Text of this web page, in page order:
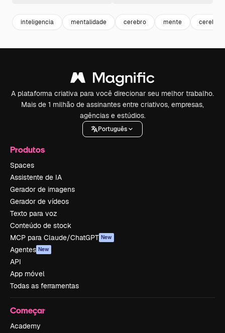
inteligencia mentalidade cerebro mente cerebro
A plataforma criativa para você direcionar seu melhor trabalho.
Mais de 1 milhão de assinantes entre criativos, empresas,
agências e estúdios.
Português
Produtos
Spaces
Assistente de IA
Gerador de imagens
Gerador de vídeos
Texto para voz
Conteúdo de stock
MCP para Claude/ChatGPT New
Agentes New
API
App móvel
Todas as ferramentas
Começar
Academy